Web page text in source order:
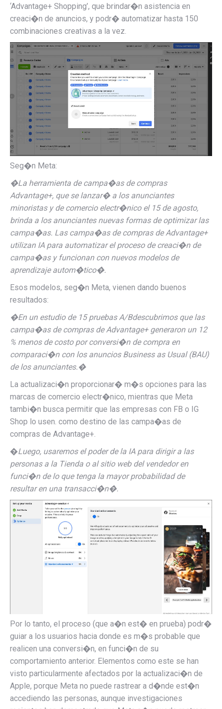
‘Advantage+ Shopping’, que brindar�n asistencia en
creaci�n de anuncios, y podr� automatizar hasta 150
combinaciones creativas a la vez.
Seg�n Meta:
�La herramienta de campa�as de compras
Advantage+, que se lanzar� a los anunciantes
minoristas y de comercio electr�nico el 15 de agosto,
brinda a los anunciantes nuevas formas de optimizar las
campa�as. Las campa�as de compras de Advantage+
utilizan IA para automatizar el proceso de creaci�n de
campa�as y funcionan con nuevos modelos de
aprendizaje autom�tico�.
Esos modelos, seg�n Meta, vienen dando buenos
resultados:
�En un estudio de 15 pruebas A/Bdescubrimos que las
campa�as de compras de Advantage+ generaron un 12
% menos de costo por conversi�n de compra en
comparaci�n con los anuncios Business as Usual (BAU)
de los anunciantes.�
La actualizaci�n proporcionar� m�s opciones para las
marcas de comercio electr�nico, mientras que Meta
tambi�n busca permitir que las empresas con FB o IG
Shop lo usen. como destino de las campa�as de
compras de Advantage+.
�Luego, usaremos el poder de la IA para dirigir a las
personas a la Tienda o al sitio web del vendedor en
funci�n de lo que tenga la mayor probabilidad de
resultar en una transacci�n�.
Por lo tanto, el proceso (que a�n est� en prueba) podr�
guiar a los usuarios hacia donde es m�s probable que
realicen una conversi�n, en funci�n de su
comportamiento anterior. Elementos como este se han
visto particularmente afectados por la actualizaci�n de
Apple, porque Meta no puede rastrear a d�nde est�n
accediendo las personas, aunque investigaciones